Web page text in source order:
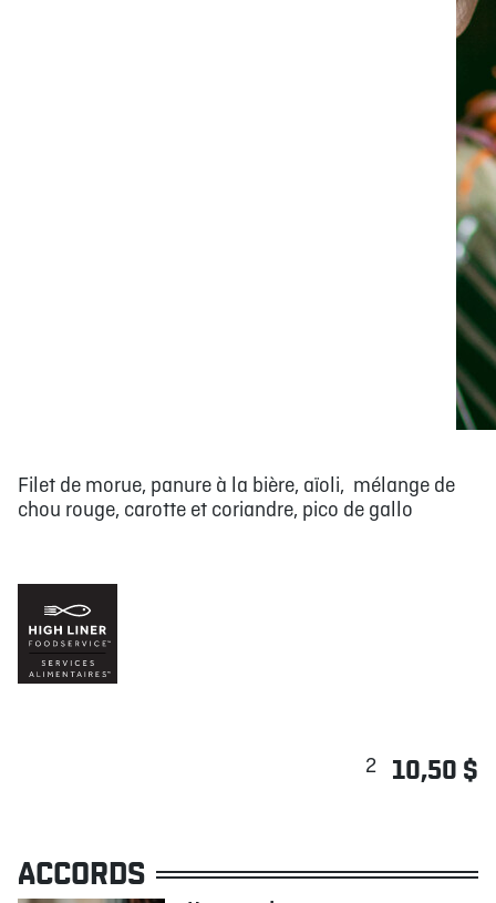
Filet de morue, panure à la bière, aïoli, mélange de
chou rouge, carotte et coriandre, pico de gallo
2 10,50 $
ACCORDS